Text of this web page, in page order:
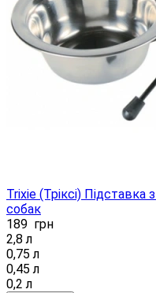
Trixie (Тріксі)
собак
189 грн
2,8 л
0,75 л
0,45 л
0,2 л